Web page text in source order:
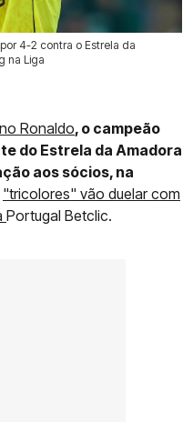
4-2 contra o Estrela da
na Liga
Ronaldo, o campeão
do Estrela da Amadora
aos sócios, na
"tricolores" vão duelar com
Portugal Betclic.